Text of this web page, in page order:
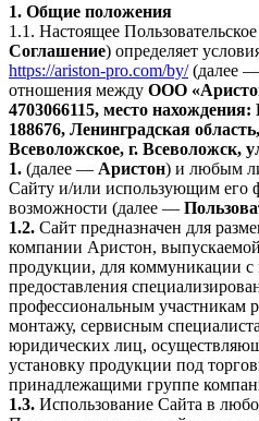
1. Общие положения
1.1. Настоящее
Соглашение) определяет
https://ariston-pro.com/by/(далее —
отношения между ООО
4703066115, место
188676, Ленинградская
Всеволожское, г. Всеволожск,
1. (далее — Аристон) и любым
Сайту и/или использующим его
возможности (далее —
1.2. Сайт предназначен для
компании Аристон,
продукции, для коммуникации с
предоставления
профессиональным участникам
монтажу, сервисным
юридических лиц,
установку продукции под
принадлежащими группе
1.3. Использование Сайта в